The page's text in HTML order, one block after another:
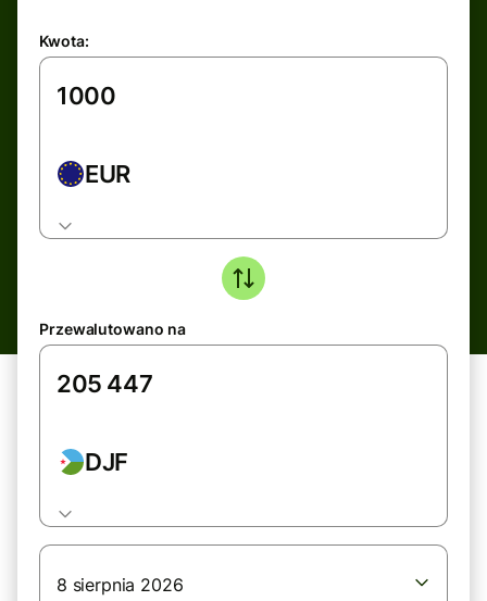
Kwota:
EUR
Przewalutowano na
DJF
8 sierpnia 2026